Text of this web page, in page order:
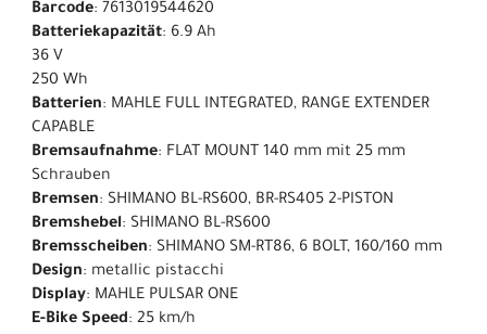
Barcode: 7613019544620
Batteriekapazität: 6.9 Ah
36 V
250 Wh
Batterien: MAHLE FULL INTEGRATED, RANGE EXTENDER
CAPABLE
Bremsaufnahme: FLAT MOUNT 140 mm mit 25 mm
Schrauben
Bremsen: SHIMANO BL-RS600, BR-RS405 2-PISTON
Bremshebel: SHIMANO BL-RS600
Bremsscheiben: SHIMANO SM-RT86, 6 BOLT, 160/160 mm
Design: metallic pistacchi
Display: MAHLE PULSAR ONE
E-Bike Speed: 25 km/h